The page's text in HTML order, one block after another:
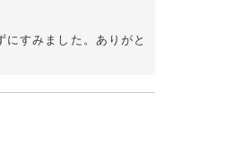
すみました。ありがと